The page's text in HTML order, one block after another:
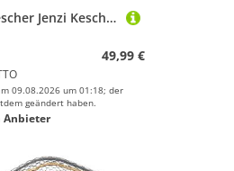
Jenzi Angelkescher Jenzi Kescher Gummiert 2,40m 3-Teilig Teleskopierbar Faltbar (1-St)
49,99 €
09.08.2026 um 01:18; der
geändert haben.
Anbieter